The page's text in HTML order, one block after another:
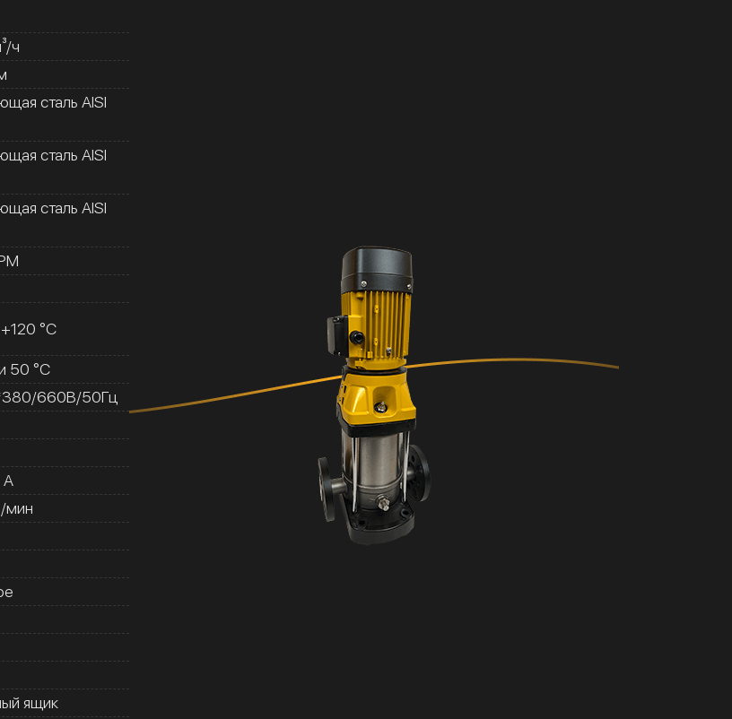
ч
сталь AISI
сталь AISI
сталь AISI
°C
50 °C
660В/50Гц
мин
ящик